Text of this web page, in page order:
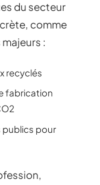
du secteur
comme
:
recyclés
fabrication
publics pour